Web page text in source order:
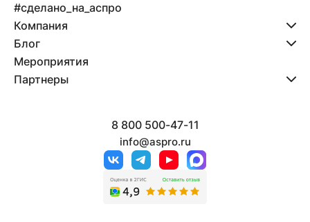
#сделано_на_аспро
Компания
Блог
Мероприятия
Партнеры
8 800 500-47-11
info@aspro.ru